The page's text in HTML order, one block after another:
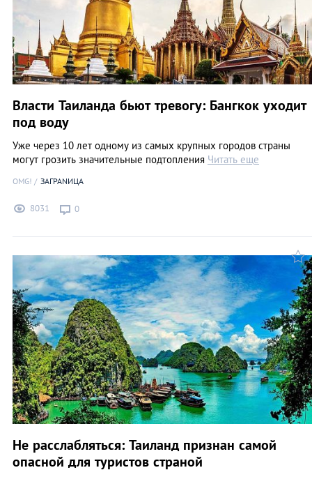
Власти Таиланда бьют тревогу: Бангкок уходит
под воду
Уже через 10 лет одному из самых крупных городов страны
могут грозить значительные подтопления Читать еще
OMG! ЗАГРАNИЦА
8031 0
Не расслабляться: Таиланд признан самой
опасной для туристов страной